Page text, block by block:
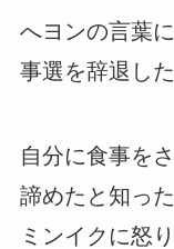
へヨンの言葉
事選を辞退し
自分に食事を
諦めたと知った
ミンイクに怒